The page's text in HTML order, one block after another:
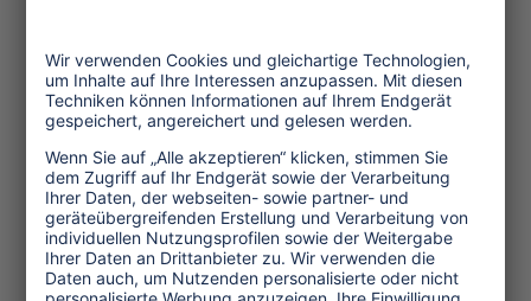
weiterhin
Rüdiger Liedtke: Das Urlaubs Kartell.
Der Reisemarkt im Griff der
Konzerne. Frankfurt am Main 2002,
Eichborn Verlag, 167 Seiten, ISBN3-